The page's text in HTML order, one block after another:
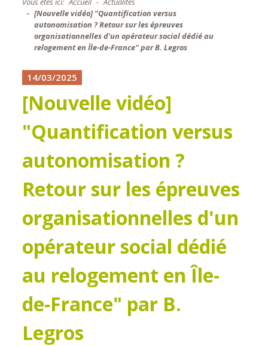
[Nouvelle vidéo] "Quantification versus
autonomisation ? Retour sur les épreuves
organisationnelles d'un opérateur social dédié au
relogement en Île-de-France" par B. Legros
14/03/2025
[Nouvelle vidéo]
"Quantification versus
autonomisation ?
Retour sur les épreuves
organisationnelles d'un
opérateur social dédié
au relogement en Île-
de-France" par B.
Legros